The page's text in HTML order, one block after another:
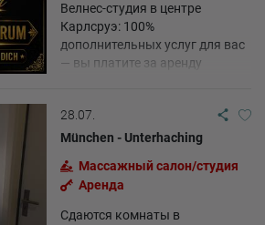
Велнес-студия в центре
Карлсруэ: 100%
дополнительных услуг для вас
— вы платите за аренду
28.07.
München - Unterhaching
Массажный салон/студия
Аренда
Сдаются комнаты в